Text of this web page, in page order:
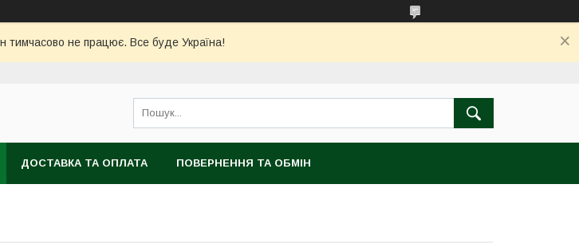
тимчасово не працює. Все буде Україна!
ДОСТАВКА ТА ОПЛАТА ПОВЕРНЕННЯ ТА ОБМІН